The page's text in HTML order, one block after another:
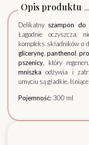
Opis produktu
Delikatny szampon do
Łagodnie oczyszcza,
kompleks składników o
glicerynę panthenol
pszenicy , który
mniszka odżywia i
umyciu są gładkie,
Pojemność: 300 ml